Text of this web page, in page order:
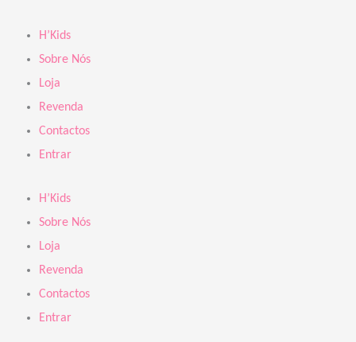
content
H’Kids
Sobre Nós
Loja
Revenda
Contactos
Entrar
H’Kids
Sobre Nós
Loja
Revenda
Contactos
Entrar
search